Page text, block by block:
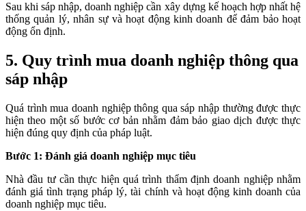
Sau khi sáp nhập, doanh nghiệp cần xây dựng kế hoạch hợp nhất hệ
thống quản lý, nhân sự và hoạt động kinh doanh để đảm bảo hoạt
động ổn định.
5. Quy trình mua doanh nghiệp thông qua
sáp nhập
Quá trình mua doanh nghiệp thông qua sáp nhập thường được thực
hiện theo một số bước cơ bản nhằm đảm bảo giao dịch được thực
hiện đúng quy định của pháp luật.
Bước 1: Đánh giá doanh nghiệp mục tiêu
Nhà đầu tư cần thực hiện quá trình thẩm định doanh nghiệp nhằm
đánh giá tình trạng pháp lý, tài chính và hoạt động kinh doanh của
doanh nghiệp mục tiêu.